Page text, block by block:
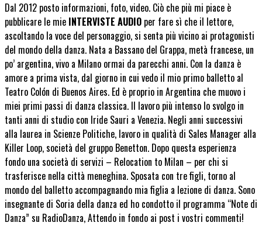
Dal 2012 posto informazioni, foto, video. Ciò che più mi piace è
pubblicare le mie INTERVISTE AUDIO per fare sì che il lettore,
ascoltando la voce del personaggio, si senta più vicino ai protagonisti
del mondo della danza. Nata a Bassano del Grappa, metà francese, un
po’ argentina, vivo a Milano ormai da parecchi anni. Con la danza è
amore a prima vista, dal giorno in cui vedo il mio primo balletto al
Teatro Colón di Buenos Aires. Ed è proprio in Argentina che muovo i
miei primi passi di danza classica. Il lavoro più intenso lo svolgo in
tanti anni di studio con Iride Sauri a Venezia. Negli anni successivi
alla laurea in Scienze Politiche, lavoro in qualità di Sales Manager alla
Killer Loop, società del gruppo Benetton. Dopo questa esperienza
fondo una società di servizi – Relocation to Milan – per chi si
trasferisce nella città meneghina. Sposata con tre figli, torno al
mondo del balletto accompagnando mia figlia a lezione di danza. Sono
insegnante di Soria della danza ed ho condotto il programma “Note di
Danza” su RadioDanza, Attendo in fondo ai post i vostri commenti!